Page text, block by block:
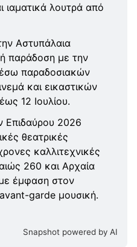
λουτρά από
Αστυπάλαια
παράδοση με την
παραδοσιακών
και εικαστικών
12 Ιουλίου.
Επιδαύρου 2026
θεατρικές
καλλιτεχνικές
260 και Αρχαία
έμφαση στον
garde μουσική.
Snapshot powered by AI